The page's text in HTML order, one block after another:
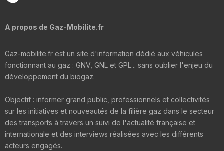
A propos de Gaz-Mobilite.fr
Gaz-mobilite.fr est un site d'information dédié aux véhicules
fonctionnant au gaz : GNV, GNL et GPL... sans oublier l'enjeu du
développement du biogaz.
Objectif : informer grand public, professionnels et collectivités
sur les initiatives et nouveautés de la filière gaz dans le secteur
des transports à travers un suivi de l'actualité française et
internationale et des interviews réalisées avec les différents
acteurs engagés.